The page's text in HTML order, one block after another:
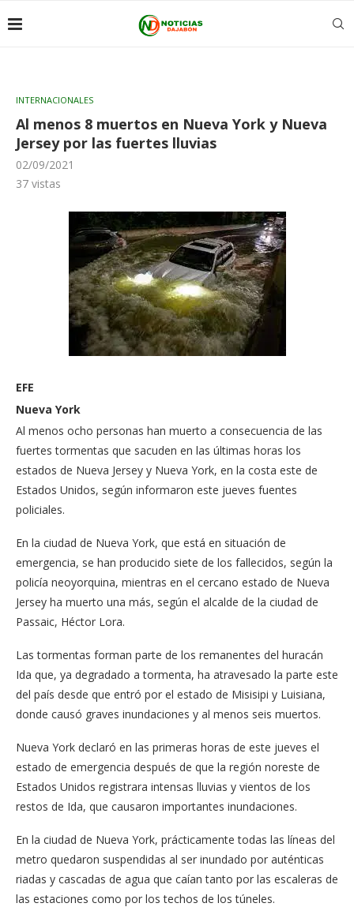
INTERNACIONALES
Al menos 8 muertos en Nueva York y Nueva
Jersey por las fuertes lluvias
02/09/2021
37 vistas
EFE
Nueva York
Al menos ocho personas han muerto a consecuencia de las
fuertes tormentas que sacuden en las últimas horas los
estados de Nueva Jersey y Nueva York, en la costa este de
Estados Unidos, según informaron este jueves fuentes
policiales.
En la ciudad de Nueva York, que está en situación de
emergencia, se han producido siete de los fallecidos, según la
policía neoyorquina, mientras en el cercano estado de Nueva
Jersey ha muerto una más, según el alcalde de la ciudad de
Passaic, Héctor Lora.
Las tormentas forman parte de los remanentes del huracán
Ida que, ya degradado a tormenta, ha atravesado la parte este
del país desde que entró por el estado de Misisipi y Luisiana,
donde causó graves inundaciones y al menos seis muertos.
Nueva York declaró en las primeras horas de este jueves el
estado de emergencia después de que la región noreste de
Estados Unidos registrara intensas lluvias y vientos de los
restos de Ida, que causaron importantes inundaciones.
En la ciudad de Nueva York, prácticamente todas las líneas del
metro quedaron suspendidas al ser inundado por auténticas
riadas y cascadas de agua que caían tanto por las escaleras de
las estaciones como por los techos de los túneles.